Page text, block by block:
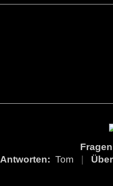
Antworten: Tom